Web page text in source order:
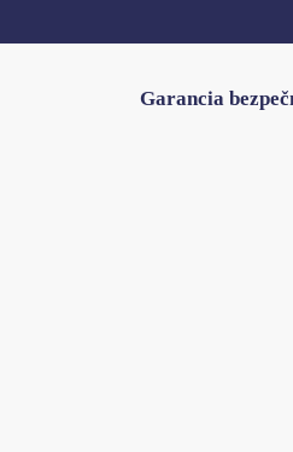
Garancia